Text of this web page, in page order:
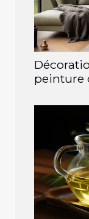
peinture